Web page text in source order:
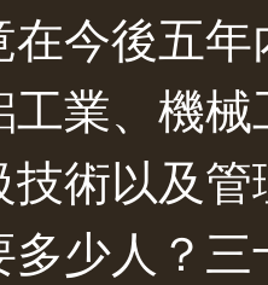
在今後五
業、機
技術以及
多少人？